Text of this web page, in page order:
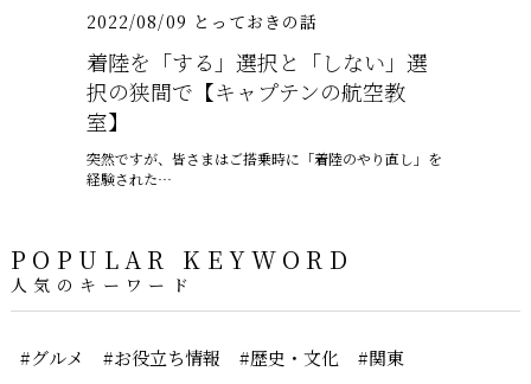
2022/08/09 とっておきの話
着陸を「する」選択と「しない」選
択の狭間で【キャプテンの航空教
室】
突然ですが、皆さまはご搭乗時に「着陸のやり直し」を
経験された…
POPULAR KEYWORD
人気のキーワード
#グルメ #お役立ち情報 #歴史・文化
#関東